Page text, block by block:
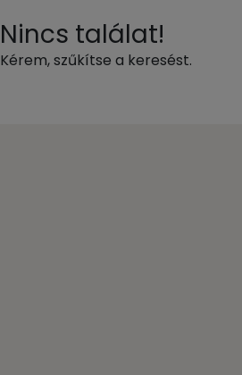
Nincs találat!
Kérem, szűkítse a keresést.